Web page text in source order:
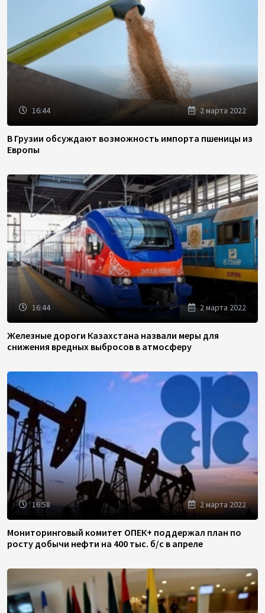
16:44 2 марта 2022
В Грузии обсуждают возможность импорта пшеницы из
Европы
16:44 2 марта 2022
Железные дороги Казахстана назвали меры для
снижения вредных выбросов в атмосферу
16:58 2 марта 2022
Мониторинговый комитет ОПЕК+ поддержал план по
росту добычи нефти на 400 тыс. б/с в апреле